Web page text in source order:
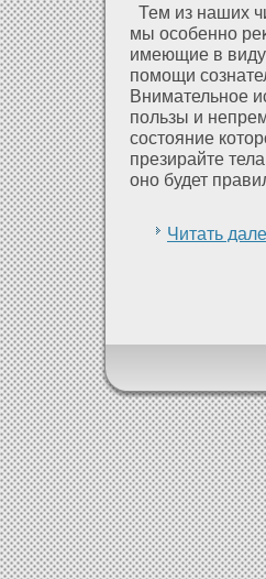
Тем из наших
мы особенно
имеющие в виду
помощи
Внимательное
пользы и
состояние
презирайте
оно будет
Читать